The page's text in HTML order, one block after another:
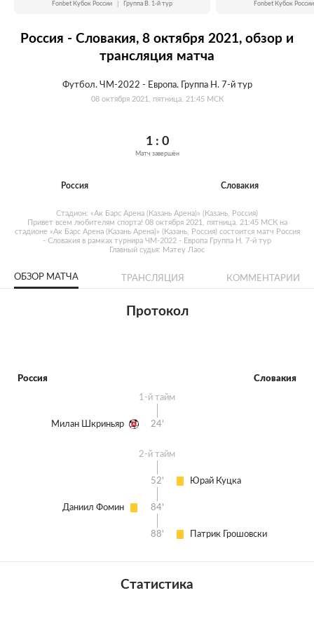
Fonbet Кубок России Группа B. 1-й тур Fonbet Кубок России
Россия - Словакия, 8 октября 2021, обзор и
трансляция матча
Футбол. ЧМ-2022 - Европа. Группа H. 7-й тур
08 октября 2021, пятница. 21:45 МСК
Россия
1 : 0
Матч завершён
Словакия
Стадион: «Ак Барс Арена (Казань Арена)» (Казань, Россия)
Привет всем любителям спорта! 08 октября 2021, пятница. 21:45 МСК на
стадионе «Ак Барс Арена (Казань Арена)» (Казань, Россия) состоится матч Россия
- Словакия в рамках турнира ЧМ-2022 - Европа Группа H. 7-й тур
Главный судья: Матеу Лаос
ОБЗОР МАТЧА ТРАНСЛЯЦИЯ КОММЕНТАРИИ
Протокол
Россия Словакия
1-й тайм
Милан Шкриньяр 24'
2-й тайм
Юрай Куцка
52'
Даниил Фомин 84'
Патрик Грошовски
88'
Статистика